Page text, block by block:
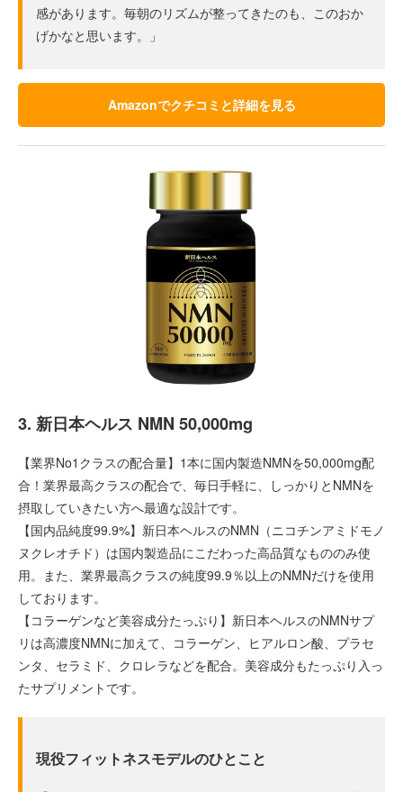
感があります。毎朝のリズムが整ってきたのも、このおか
げかなと思います。」
Amazonでクチコミと詳細を見る
3. 新日本ヘルス NMN 50,000mg
【業界No1クラスの配合量】1本に国内製造NMNを50,000mg配
合！業界最高クラスの配合で、毎日手軽に、しっかりとNMNを
摂取していきたい方へ最適な設計です。
【国内品純度99.9%】新日本ヘルスのNMN（ニコチンアミドモノ
ヌクレオチド）は国内製造品にこだわった高品質なもののみ使
用。また、業界最高クラスの純度99.9％以上のNMNだけを使用
しております。
【コラーゲンなど美容成分たっぷり】新日本ヘルスのNMNサプ
リは高濃度NMNに加えて、コラーゲン、ヒアルロン酸、プラセ
ンタ、セラミド、クロレラなどを配合。美容成分もたっぷり入っ
たサプリメントです。
現役フィットネスモデルのひとこと